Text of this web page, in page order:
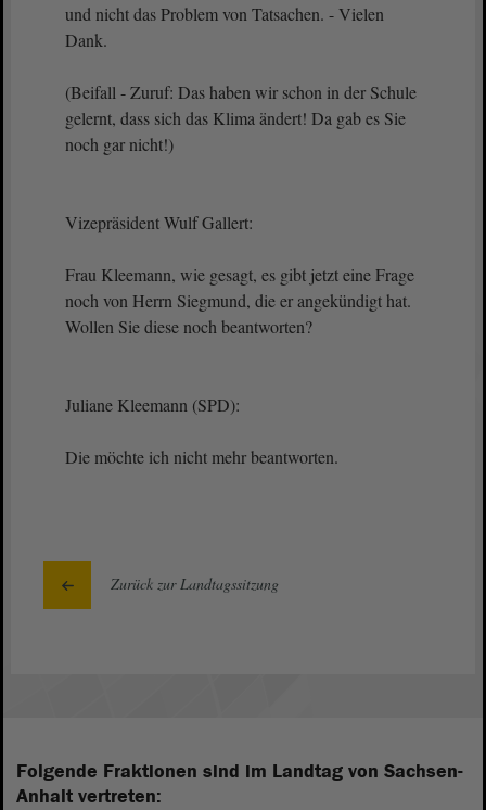
und nicht das Problem von Tatsachen. - Vielen
Dank.
(Beifall - Zuruf: Das haben wir schon in der Schule
gelernt, dass sich das Klima ändert! Da gab es Sie
noch gar nicht!)
Vizepräsident Wulf Gallert:
Frau Kleemann, wie gesagt, es gibt jetzt eine Frage
noch von Herrn Siegmund, die er angekündigt hat.
Wollen Sie diese noch beantworten?
Juliane Kleemann (SPD):
Die möchte ich nicht mehr beantworten.
Zurück zur Landtagssitzung
Folgende Fraktionen sind im Landtag von Sachsen-
Anhalt vertreten: